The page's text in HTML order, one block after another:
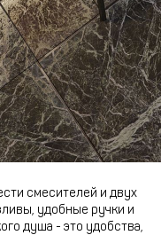
смесителей и двух
удобные ручки и
душа - это удобства,